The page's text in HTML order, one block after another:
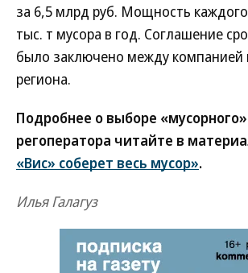
за 6,5 млрд руб. Мощность
тыс. т мусора в год. Соглашение
было заключено между компанией
региона.
Подробнее о выборе «мусорного»
регоператора читайте в
«Вис» соберет весь мусор».
Илья Галагуз